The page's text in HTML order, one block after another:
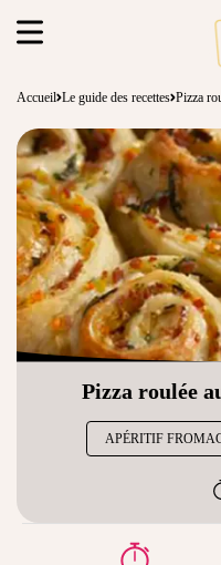
Accueil Le guide des recettes Pizza
Pizza roulée
APÉRITIF